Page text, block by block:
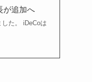
が追加へ
た。 iDeCoは